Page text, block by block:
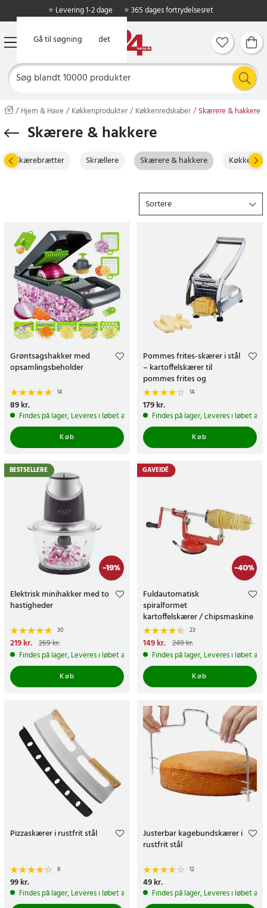
Gå til hovedindholdet
Gå til søgning
⭐ Levering 1-2 dage ⭐ 365 dages fortrydelsesret
Hjem & Have Køkkenprodukter Køkkenredskaber Skærere & hakkere
Skærere & hakkere
Skærebrætter Skrællere Skærere & hakkere
Sortere
Grøntsagshakker med
opsamlingsbeholder
14
Pris:89 kr.
89 kr.
Findes på lager, Leveres i løbet af 1-2 hverdage
Køb
Pommes frites-skærer i stål
– kartoffelskærer til
pommes frites og
grøntsagsstave
14
Pris:179 kr.
179 kr.
Findes på lager, Leveres i løbet af
Køb
-19%
BESTSELLERE
Elektrisk minihakker med to
hastigheder
30
Nuværende pris
219 kr.Tidligere pris:269 kr.
219 kr. 269 kr.
Findes på lager, Leveres i løbet af 1-2 hverdage
Køb
-40%
GAVEIDÉ
Fuldautomatisk
spiralformet
kartoffelskærer / chipsmaskine
med sugekop23
Nuværende pris
149 kr.Tidligere pris:249 kr.
149 kr. 249 kr.
Findes på lager, Leveres i løbet af
Køb
Pizzaskærer i rustfrit stål
8
Pris:99 kr.
99 kr.
Findes på lager, Leveres i løbet af 1-2 hverdage
Justerbar kagebundskærer i
rustfrit stål
12
Pris:49 kr.
49 kr.
Findes på lager, Leveres i løbet af